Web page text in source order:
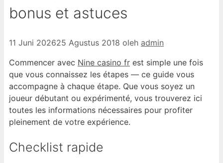
bonus et astuces
11 Juni 202625 Agustus 2018 oleh admin
Commencer avec Nine casino fr est simple une fois
que vous connaissez les étapes — ce guide vous
accompagne à chaque étape. Que vous soyez un
joueur débutant ou expérimenté, vous trouverez ici
toutes les informations nécessaires pour profiter
pleinement de votre expérience.
Checklist rapide